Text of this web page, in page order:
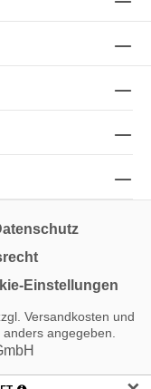
Einstellungen
Versandkosten und
angegeben.